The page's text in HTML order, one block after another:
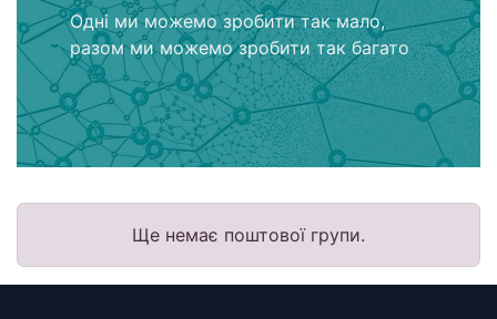
Одні ми можемо зробити так мало,
разом ми можемо зробити так багато
Ще немає поштової групи.